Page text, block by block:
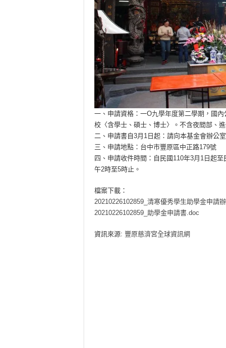
一、申請資格：一O九學年度第二學期，國
校〈含學士、碩士、博士〉。不含夜間部、
二、申請書自3月1日起：請向本基金會辦公
三、申請地點：台中市豐原區中正路179號
四、申請收件時間：自民國110年3月1日起
午2時至5時止。
檔案下載：
20210226102859_清寒優秀學生助學金申請
20210226102859_助學金申請書.doc
資訊來源: 豐原慈濟宮全球資訊網